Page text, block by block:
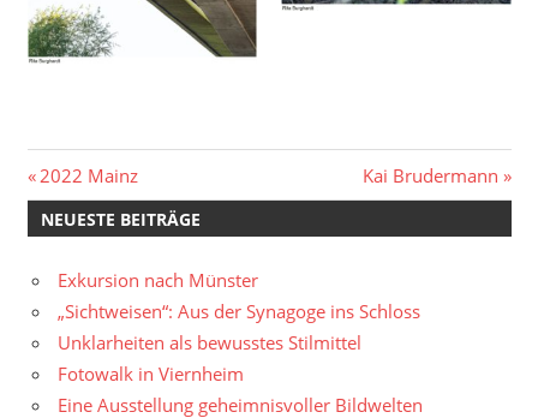
Beitragsnavigation
Vorheriger
Beitrag:
2022 Mainz
Nächster
Beitrag:
Kai Brudermann
NEUESTE BEITRÄGE
Exkursion nach Münster
„Sichtweisen“: Aus der Synagoge ins Schloss
Unklarheiten als bewusstes Stilmittel
Fotowalk in Viernheim
Eine Ausstellung geheimnisvoller Bildwelten